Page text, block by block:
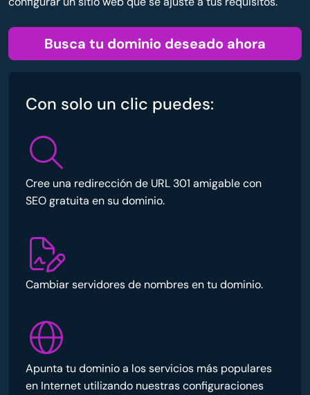
Busca tu dominio deseado ahora
Con solo un clic puedes:
Cree una redirección de URL 301 amigable con
SEO gratuita en su dominio.
Cambiar servidores de nombres en tu dominio.
Apunta tu dominio a los servicios más populares
en Internet utilizando nuestras configuraciones